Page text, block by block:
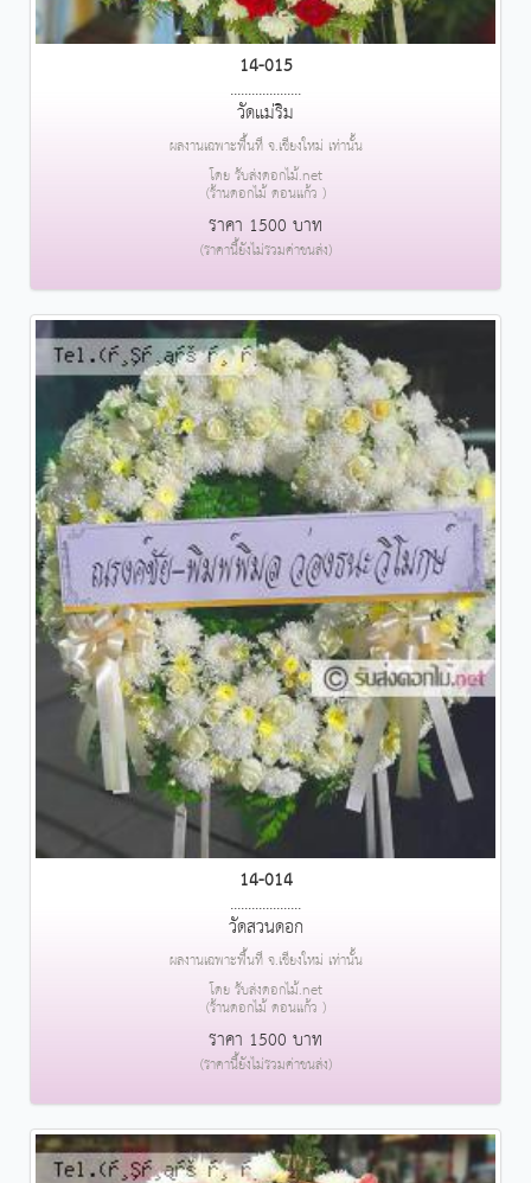
14-015
....................
วัดแม่ริม
ผลงานเฉพาะพื้นที่ จ.เชียงใหม่ เท่านั้น
โดย รับส่งดอกไม้.net
(ร้านดอกไม้ ดอนแก้ว )
ราคา 1500 บาท
(ราคานี้ยังไม่รวมค่าขนส่ง)
14-014
....................
วัดสวนดอก
ผลงานเฉพาะพื้นที่ จ.เชียงใหม่ เท่านั้น
โดย รับส่งดอกไม้.net
(ร้านดอกไม้ ดอนแก้ว )
ราคา 1500 บาท
(ราคานี้ยังไม่รวมค่าขนส่ง)